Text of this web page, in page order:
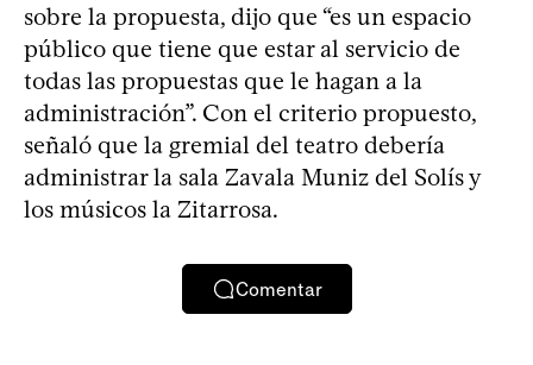
sobre la propuesta, dijo que “es un espacio
público que tiene que estar al servicio de
todas las propuestas que le hagan a la
administración”. Con el criterio propuesto,
señaló que la gremial del teatro debería
administrar la sala Zavala Muniz del Solís y
los músicos la Zitarrosa.
Comentar